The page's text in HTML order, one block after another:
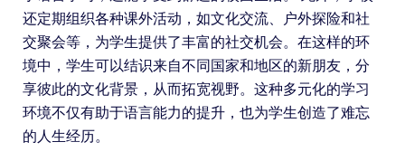
还定期组织各种课外活动，如文化交流、户外探险和社
交聚会等，为学生提供了丰富的社交机会。在这样的环
境中，学生可以结识来自不同国家和地区的新朋友，分
享彼此的文化背景，从而拓宽视野。这种多元化的学习
环境不仅有助于语言能力的提升，也为学生创造了难忘
的人生经历。